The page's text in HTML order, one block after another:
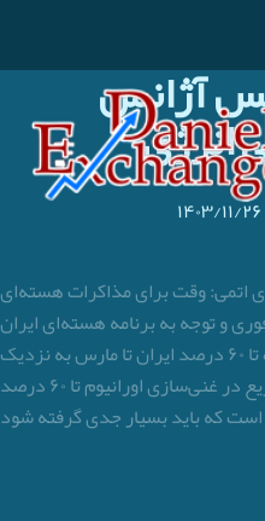
آژانس
انرژی
۱۴۰۳/۱۱/۲۶
اتمی: وقت برای مذاکرات هسته‌ای
و توجه به برنامه هسته‌ای ایران
وجود دارد.ذخیره اورانیوم غنی ‌شده تا ۶۰ درصد ایران تا مارس به نزدیک
۲۵۰ کیلوگرم خواهد رسید.تسریع سریع در غنی‌سازی اورانیوم تا ۶۰ درصد
که باید بسیار جدی گرفته شود